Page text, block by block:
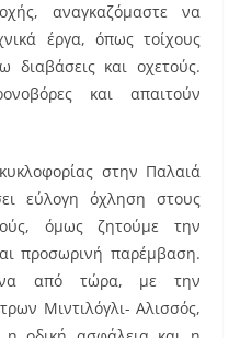
αναγκαζόμαστε να
έργα, όπως τοίχους
διαβάσεις και οχετούς.
και απαιτούν
στην Παλαιά
εύλογη όχληση στους
όμως ζητούμε την
προσωρινή παρέμβαση.
από τώρα, με την
Μιντιλόγλι- Αλισσός,